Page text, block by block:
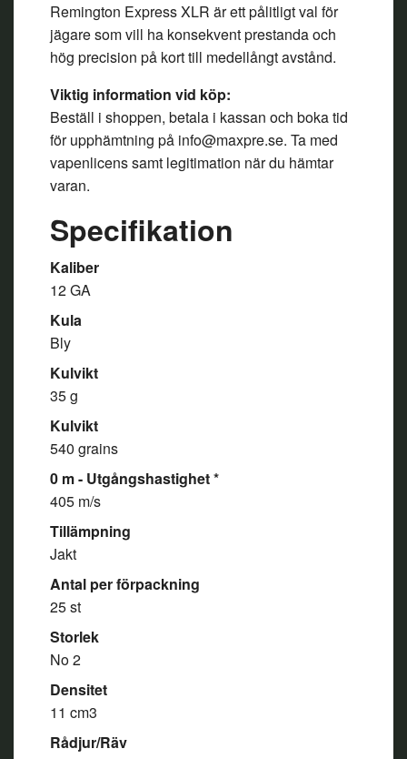
Remington Express XLR är ett pålitligt val för
jägare som vill ha konsekvent prestanda och
hög precision på kort till medellångt avstånd.
Viktig information vid köp:
Beställ i shoppen, betala i kassan och boka tid
för upphämtning på info@maxpre.se. Ta med
vapenlicens samt legitimation när du hämtar
varan.
Specifikation
Kaliber
12 GA
Kula
Bly
Kulvikt
35 g
Kulvikt
540 grains
0 m - Utgångshastighet *
405 m/s
Tillämpning
Jakt
Antal per förpackning
25 st
Storlek
No 2
Densitet
11 cm3
Rådjur/Räv